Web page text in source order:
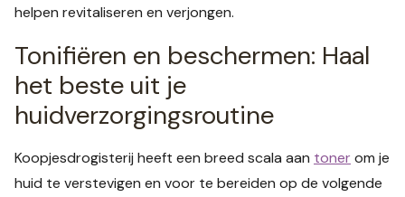
helpen revitaliseren en verjongen.
Tonifiëren en beschermen: Haal
het beste uit je
huidverzorgingsroutine
Koopjesdrogisterij heeft een breed scala aan toner om je
huid te verstevigen en voor te bereiden op de volgende